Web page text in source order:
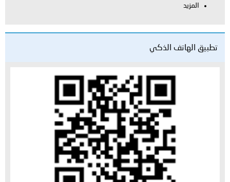
المزيد
تطبيق الهاتف الذكي